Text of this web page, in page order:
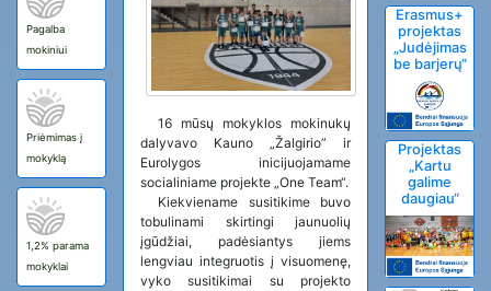
Pagalba
mokiniui
Priėmimas į
mokyklą
1,2% parama
mokyklai
16 mūsų mokyklos mokinukų
dalyvavo Kauno „Žalgirio” ir
Eurolygos inicijuojamame
socialiniame projekte „One Team“.
Kiekviename susitikime buvo
tobulinami skirtingi jaunuolių
įgūdžiai, padėsiantys jiems
lengviau integruotis į visuomenę,
vyko susitikimai su projekto
Erasmus+
projektas
„Judėjimas
be barjerų“
Projektas
„Kartu
galime
daugiau“